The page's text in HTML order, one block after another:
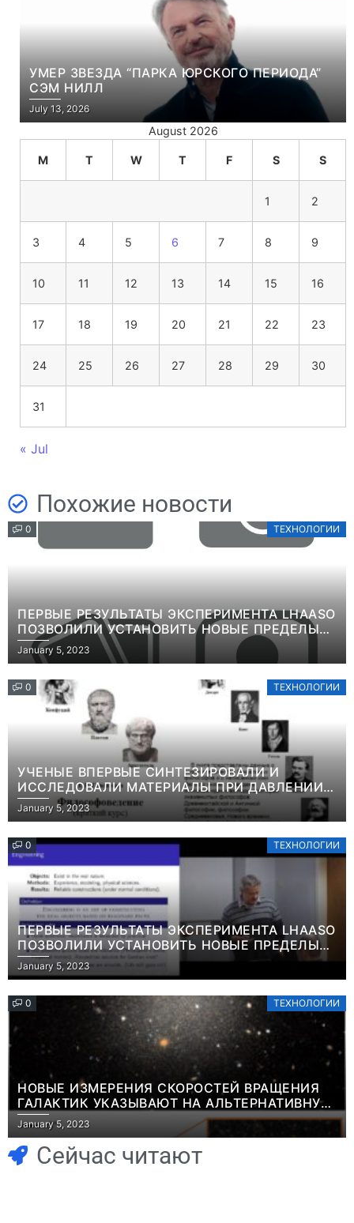
УМЕР ЗВЕЗДА “ПАРКА ЮРСКОГО ПЕРИОДА”
СЭМ НИЛЛ
July 13, 2026
August 2026
M T W T F S S
1 2
3 4 5 6 7 8 9
10 11 12 13 14 15 16
17 18 19 20 21 22 23
24 25 26 27 28 29 30
31
« Jul
Похожие новости
0 ТЕХНОЛОГИИ
ПЕРВЫЕ РЕЗУЛЬТАТЫ ЭКСПЕРИМЕНТА LHAASO
ПОЗВОЛИЛИ УСТАНОВИТЬ НОВЫЕ ПРЕДЕЛЫ
ВРЕМЕНИ ЖИЗНИ ТЯЖЕЛЫХ ЧАСТИЦ ТЕМНОЙ
МАТЕРИИИНФОРМАЦИЯ
January 5, 2023
0 ТЕХНОЛОГИИ
УЧЕНЫЕ ВПЕРВЫЕ СИНТЕЗИРОВАЛИ И
ИССЛЕДОВАЛИ МАТЕРИАЛЫ ПРИ ДАВЛЕНИИ
СВЫШЕ ТЕРАПАСКАЛЯИНФОРМАЦИЯ
January 5, 2023
0 ТЕХНОЛОГИИ
ПЕРВЫЕ РЕЗУЛЬТАТЫ ЭКСПЕРИМЕНТА LHAASO
ПОЗВОЛИЛИ УСТАНОВИТЬ НОВЫЕ ПРЕДЕЛЫ
ВРЕМЕНИ ЖИЗНИ ТЯЖЕЛЫХ ЧАСТИЦ ТЕМНОЙ
МАТЕРИИ ИНФОРМАЦИЯ
January 5, 2023
0 ТЕХНОЛОГИИ
НОВЫЕ ИЗМЕРЕНИЯ СКОРОСТЕЙ ВРАЩЕНИЯ
ГАЛАКТИК УКАЗЫВАЮТ НА АЛЬТЕРНАТИВНУЮ
ТЕОРИЮ ГРАВИТАЦИИ, КАК НА ВОЗМОЖНОЕ
ОБЪЯСНЕНИЕ ФЕНОМЕНА ТЕМНОЙ МАТЕРИИ
ИНФОРМАЦИЯ
January 5, 2023
Сейчас читают
Игры
Геймеры
отменяют
Новичок-геймер